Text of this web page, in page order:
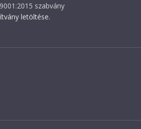
szabvány
letöltése.